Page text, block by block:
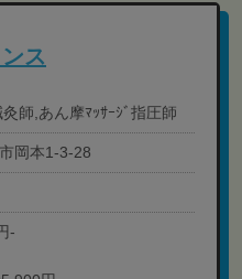
ス
師,あん摩ﾏｯｻｰｼﾞ指圧師
岡本1-3-28
-